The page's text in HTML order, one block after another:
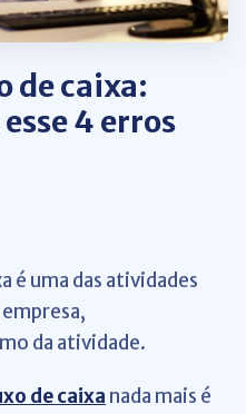
de caixa:
4 erros
é uma das atividades
da atividade.
de caixa nada mais é